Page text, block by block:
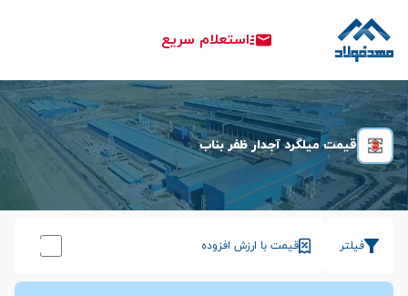
استعلام سریع
قیمت میلگرد آجدار ظفر بناب
فیلتر قیمت با ارزش افزوده